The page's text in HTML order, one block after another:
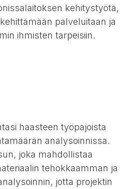
kehitystyötä,
palveluitaan ja
ihmisten tarpeisiin.
haasteen työpajoista
analysoinnissa.
joka mahdollistaa
tehokkaamman ja
jotta projektin